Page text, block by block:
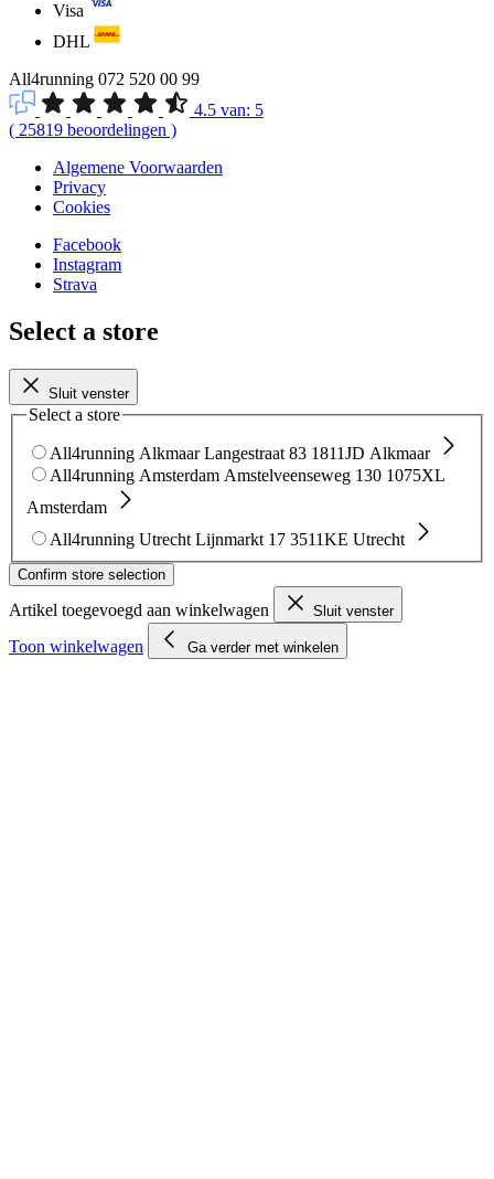
Visa
DHL
All4running 072 520 00 99
4.5 van: 5
( 25819 beoordelingen )
Algemene Voorwaarden
Privacy
Cookies
Facebook
Instagram
Strava
Select a store
Sluit venster
Select a store
All4running Alkmaar Langestraat 83 1811JD Alkmaar
All4running Amsterdam Amstelveenseweg 130 1075XL
Amsterdam
All4running Utrecht Lijnmarkt 17 3511KE Utrecht
Confirm store selection
Artikel toegevoegd aan winkelwagen Sluit venster
Toon winkelwagen Ga verder met winkelen